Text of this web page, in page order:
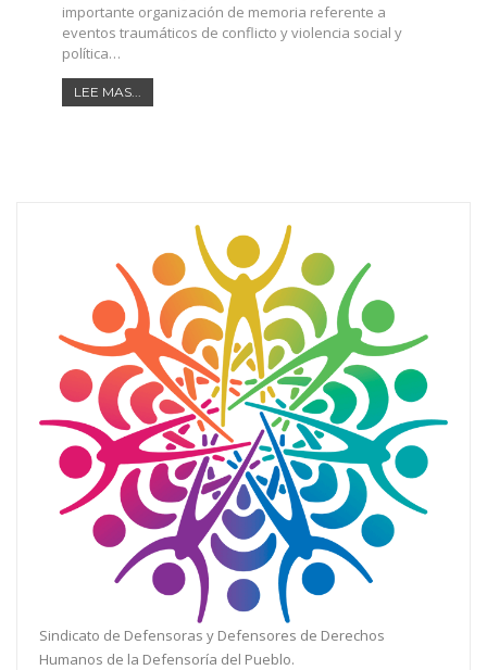
importante organización de memoria referente a
eventos traumáticos de conflicto y violencia social y
política…
LEE MAS...
Sindicato de Defensoras y Defensores de Derechos
Humanos de la Defensoría del Pueblo.